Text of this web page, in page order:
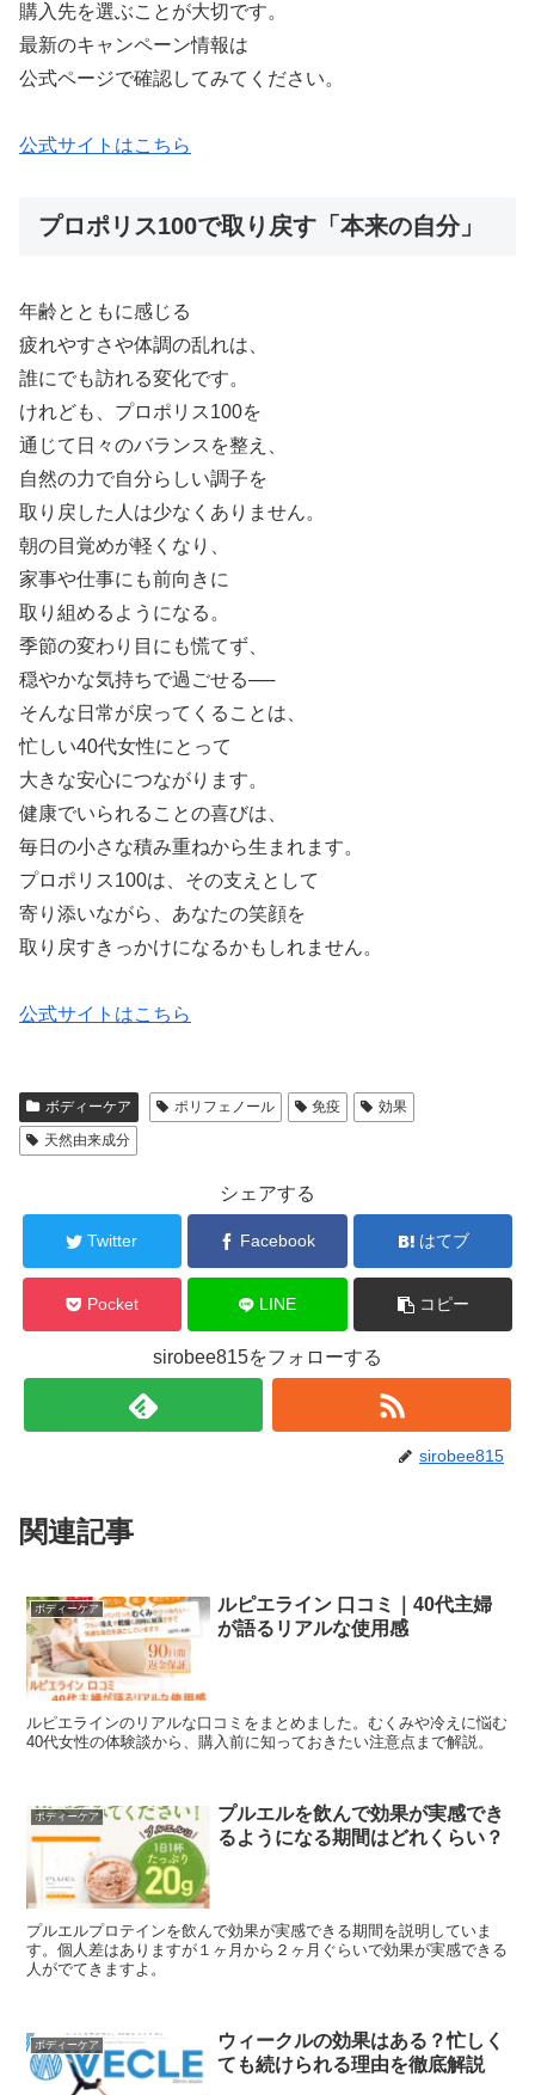
購入先を選ぶことが大切です。
最新のキャンペーン情報は
公式ページで確認してみてください。
公式サイトはこちら
プロポリス100で取り戻す「本来の自分」
年齢とともに感じる
疲れやすさや体調の乱れは、
誰にでも訪れる変化です。
けれども、プロポリス100を
通じて日々のバランスを整え、
自然の力で自分らしい調子を
取り戻した人は少なくありません。
朝の目覚めが軽くなり、
家事や仕事にも前向きに
取り組めるようになる。
季節の変わり目にも慌てず、
穏やかな気持ちで過ごせる──
そんな日常が戻ってくることは、
忙しい40代女性にとって
大きな安心につながります。
健康でいられることの喜びは、
毎日の小さな積み重ねから生まれます。
プロポリス100は、その支えとして
寄り添いながら、あなたの笑顔を
取り戻すきっかけになるかもしれません。
公式サイトはこちら
ボディーケア ポリフェノール 免疫
効果
天然由来成分
シェアする
Twitter Facebook はてブ
Pocket LINE コピー
sirobee815をフォローする
sirobee815
関連記事
ボディーケア
ルピエライン 口コミ｜40代主婦
が語るリアルな使用感
ルピエラインのリアルな口コミをまとめました。むくみや冷えに悩む
40代女性の体験談から、購入前に知っておきたい注意点まで解説。
ボディーケア
プルエルを飲んで効果が実感でき
るようになる期間はどれくらい？
プルエルプロテインを飲んで効果が実感できる期間を説明していま
す。個人差はありますが１ヶ月から２ヶ月ぐらいで効果が実感できる
人がでてきますよ。
ボディーケア
ウィークルの効果はある？忙しく
ても続けられる理由を徹底解説